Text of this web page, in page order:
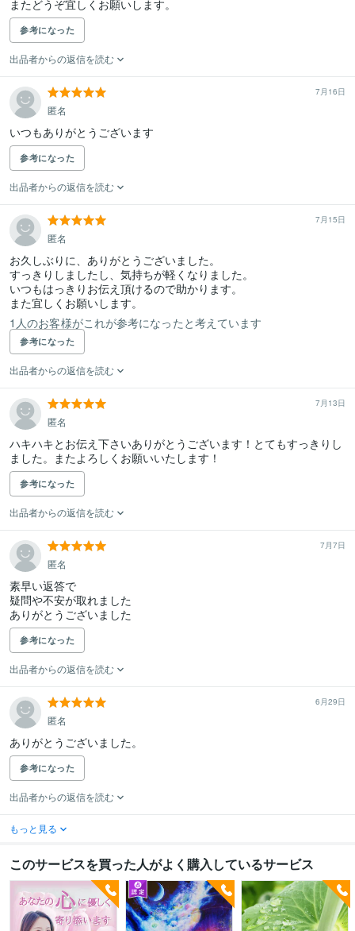
またどうぞ宜しくお願いします。
参考になった
出品者からの返信を読む
7月16日
匿名
参考になった
出品者からの返信を読む
7月15日
匿名
お久しぶりに、ありがとうございました。
すっきりしましたし、気持ちが軽くなりました。
いつもはっきりお伝え頂けるので助かります。
また宜しくお願いします。
1人のお客様がこれが参考になったと考えています
参考になった
出品者からの返信を読む
7月13日
匿名
ハキハキとお伝え下さいありがとうございます！とてもすっきりし
ました。またよろしくお願いいたします！
参考になった
出品者からの返信を読む
7月7日
匿名
素早い返答で
疑問や不安が取れました
ありがとうございました
参考になった
出品者からの返信を読む
6月29日
匿名
ありがとうございました。
参考になった
出品者からの返信を読む
もっと見る
このサービスを買った人がよく購入しているサービス